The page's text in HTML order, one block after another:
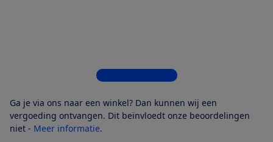
Bekijk alle 8 winkels
Ga je via ons naar een winkel? Dan kunnen wij een
vergoeding ontvangen. Dit beïnvloedt onze beoordelingen
niet - Meer informatie.